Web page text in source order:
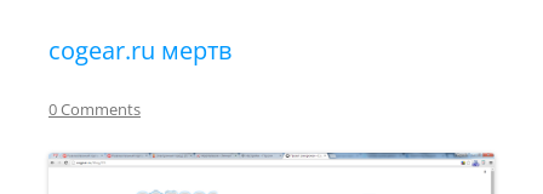
cogear.ru мертв
0 Comments